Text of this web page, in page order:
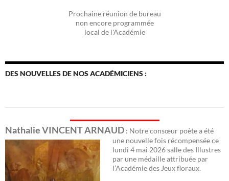
Prochaine réunion de bureau
non encore programmée
local de l'Académie
DES NOUVELLES DE NOS ACADÉMICIENS :
Nathalie VINCENT ARNAUD : Notre consœur poète a été
une nouvelle fois récompensée ce
lundi 4 mai 2026 salle des Illustres
par une médaille attribuée par
l’Académie des Jeux floraux.